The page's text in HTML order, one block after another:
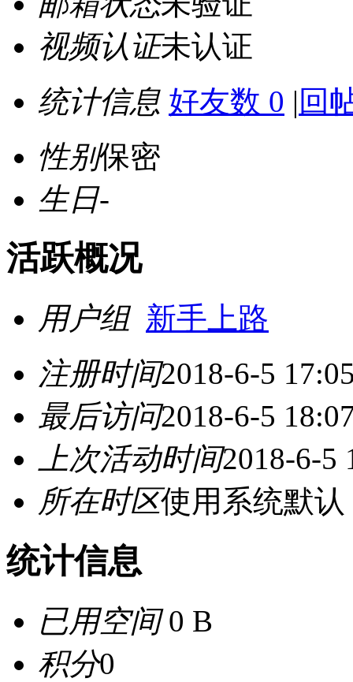
视频认证未认证
统计信息 好友数 0 | 回
性别保密
生日-
活跃概况
用户组 新手上路
注册时间2018-6-5
最后访问2018-6-5
上次活动时间2018-6-5
所在时区使用系统默认
统计信息
已用空间0 B
积分0